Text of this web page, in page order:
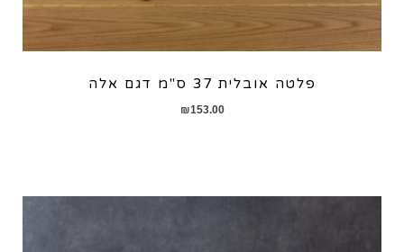
פלטה אובלית 37 ס"מ דגם אלה
₪153.00